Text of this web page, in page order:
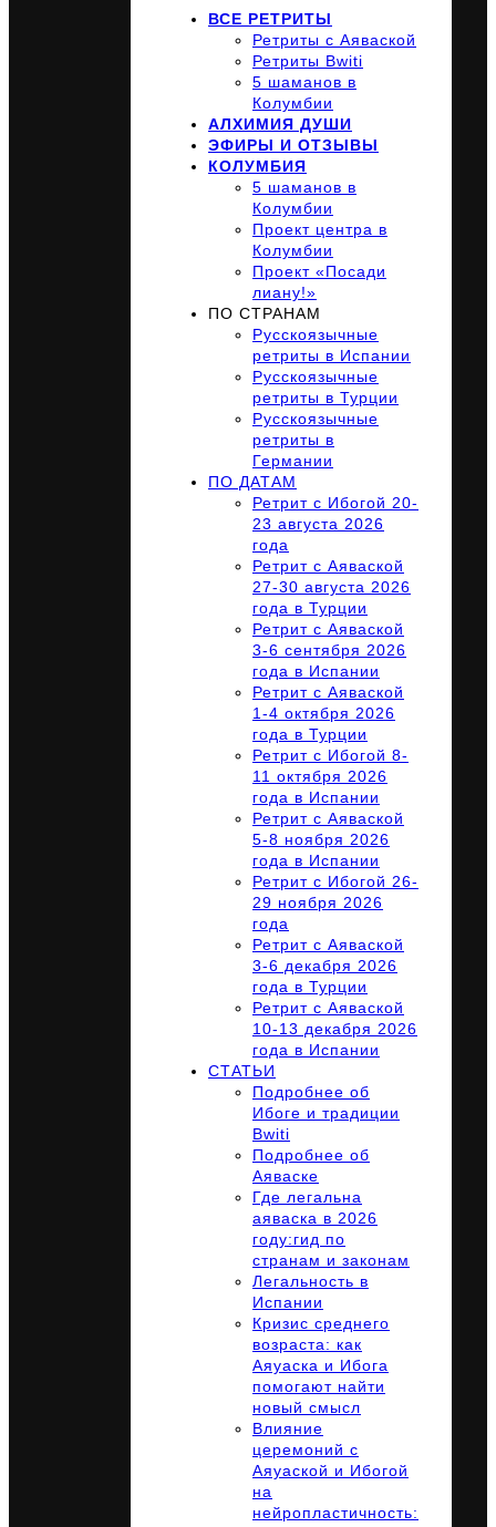
ВСЕ РЕТРИТЫ
Ретриты с Аяваской
Ретриты Bwiti
5 шаманов в
Колумбии
АЛХИМИЯ ДУШИ
ЭФИРЫ И ОТЗЫВЫ
КОЛУМБИЯ
5 шаманов в
Колумбии
Проект центра в
Колумбии
Проект «Посади
лиану!»
ПО СТРАНАМ
Русскоязычные
ретриты в Испании
Русскоязычные
ретриты в Турции
Русскоязычные
ретриты в
Германии
ПО ДАТАМ
Ретрит с Ибогой 20-
23 августа 2026
года
Ретрит с Аяваской
27-30 августа 2026
года в Турции
Ретрит с Аяваской
3-6 сентября 2026
года в Испании
Ретрит с Аяваской
1-4 октября 2026
года в Турции
Ретрит с Ибогой 8-
11 октября 2026
года в Испании
Ретрит с Аяваской
5-8 ноября 2026
года в Испании
Ретрит с Ибогой 26-
29 ноября 2026
года
Ретрит с Аяваской
3-6 декабря 2026
года в Турции
Ретрит с Аяваской
10-13 декабря 2026
года в Испании
СТАТЬИ
Подробнее об
Ибоге и традиции
Bwiti
Подробнее об
Аяваске
Где легальна
аяваска в 2026
году:гид по
странам и законам
Легальность в
Испании
Кризис среднего
возраста: как
Аяуаска и Ибога
помогают найти
новый смысл
Влияние
церемоний с
Аяуаской и Ибогой
на
нейропластичность: